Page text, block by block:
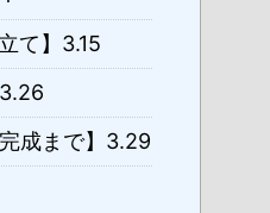
て】3.15
成まで】3.29